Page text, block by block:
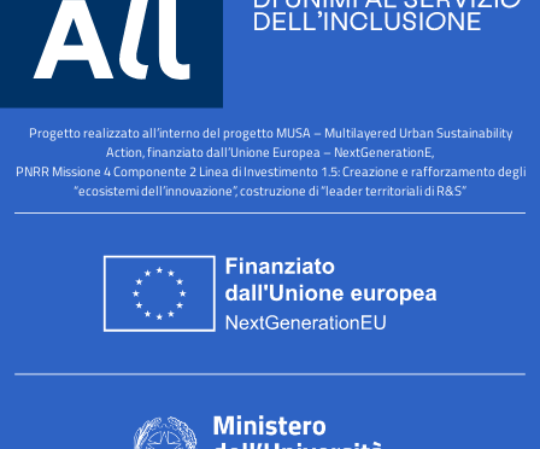
k
-
s
q
u
a
r
e
i r
m
Progetto realizzato all’interno del progetto MUSA – Multilayered Urban Sustainability
Action, finanziato dall’Unione Europea – NextGenerationE,
PNRR Missione 4 Componente 2 Linea di Investimento 1.5: Creazione e rafforzamento degli
“ecosistemi dell’innovazione”, costruzione di “leader territoriali di R&S”